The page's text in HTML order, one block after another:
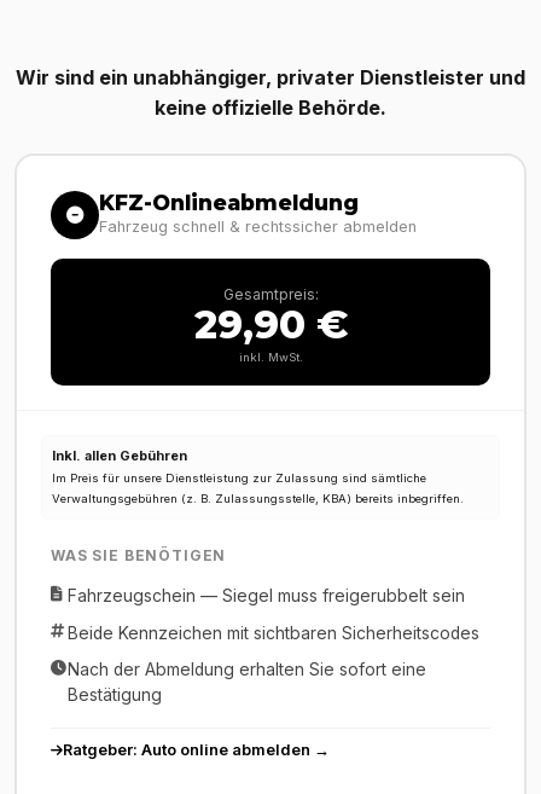
Wir sind ein unabhängiger, privater Dienstleister und
keine offizielle Behörde.
KFZ-Onlineabmeldung
Fahrzeug schnell & rechtssicher abmelden
Gesamtpreis:
29,90 €
inkl. MwSt.
Inkl. allen Gebühren
Im Preis für unsere Dienstleistung zur Zulassung sind sämtliche
Verwaltungsgebühren (z. B. Zulassungsstelle, KBA) bereits inbegriffen.
WAS SIE BENÖTIGEN
Fahrzeugschein — Siegel muss freigerubbelt sein
Beide Kennzeichen mit sichtbaren Sicherheitscodes
Nach der Abmeldung erhalten Sie sofort eine
Bestätigung
Ratgeber: Auto online abmelden →